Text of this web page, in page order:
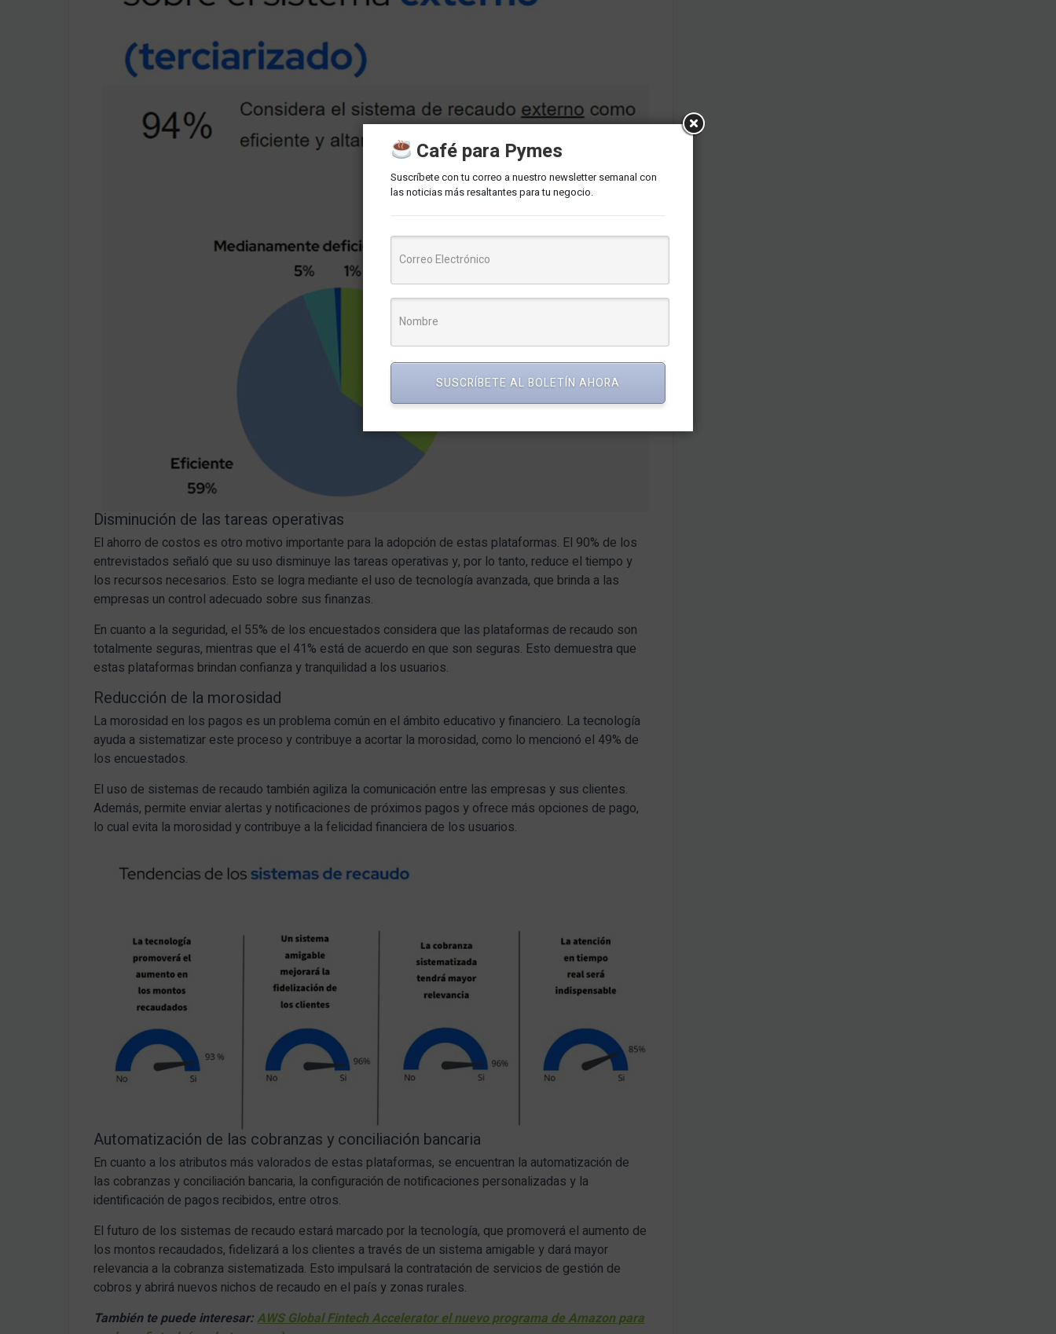
Disminución de las tareas operativas
El ahorro de costos es otro motivo importante para la adopción de estas plataformas. El 90% de los
entrevistados señaló que su uso disminuye las tareas operativas y, por lo tanto, reduce el tiempo y
los recursos necesarios. Esto se logra mediante el uso de tecnología avanzada, que brinda a las
empresas un control adecuado sobre sus finanzas.
En cuanto a la seguridad, el 55% de los encuestados considera que las plataformas de recaudo son
totalmente seguras, mientras que el 41% está de acuerdo en que son seguras. Esto demuestra que
estas plataformas brindan confianza y tranquilidad a los usuarios.
Reducción de la morosidad
La morosidad en los pagos es un problema común en el ámbito educativo y financiero. La tecnología
ayuda a sistematizar este proceso y contribuye a acortar la morosidad, como lo mencionó el 49% de
los encuestados.
El uso de sistemas de recaudo también agiliza la comunicación entre las empresas y sus clientes.
Además, permite enviar alertas y notificaciones de próximos pagos y ofrece más opciones de pago,
lo cual evita la morosidad y contribuye a la felicidad financiera de los usuarios.
Automatización de las cobranzas y conciliación bancaria
En cuanto a los atributos más valorados de estas plataformas, se encuentran la automatización de
las cobranzas y conciliación bancaria, la configuración de notificaciones personalizadas y la
identificación de pagos recibidos, entre otros.
El futuro de los sistemas de recaudo estará marcado por la tecnología, que promoverá el aumento de
los montos recaudados, fidelizará a los clientes a través de un sistema amigable y dará mayor
relevancia a la cobranza sistematizada. Esto impulsará la contratación de servicios de gestión de
cobros y abrirá nuevos nichos de recaudo en el país y zonas rurales.
También te puede interesar:AWS Global Fintech Accelerator el nuevo programa de Amazon para
Café para Pymes
Suscríbete con tu correo a nuestro newsletter semanal con
las noticias más resaltantes para tu negocio.
SUSCRÍBETE AL BOLETÍN AHORA